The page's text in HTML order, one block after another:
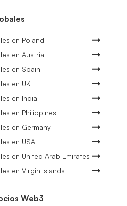
en Poland
en Austria
en Spain
en UK
en India
en Philippines
en Germany
en USA
en United Arab Emirates
en Virgin Islands
Web3